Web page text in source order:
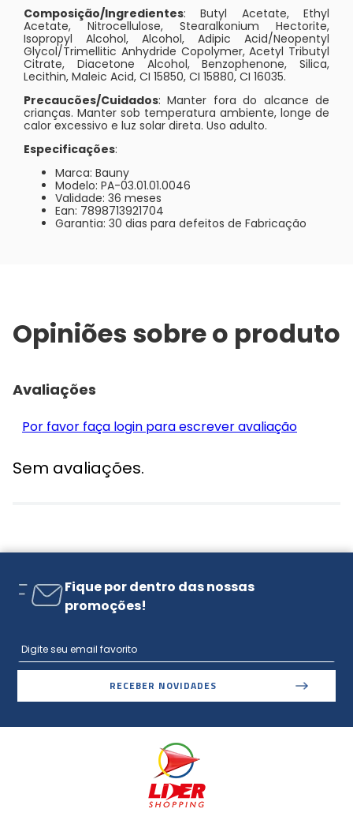
Composição/Ingredientes: Butyl Acetate, Ethyl
Acetate, Nitrocellulose, Stearalkonium Hectorite,
Isopropyl Alcohol, Alcohol, Adipic Acid/Neopentyl
Glycol/Trimellitic Anhydride Copolymer, Acetyl Tributyl
Citrate, Diacetone Alcohol, Benzophenone, Silica,
Lecithin, Maleic Acid, CI 15850, CI 15880, CI 16035.
Precaucões/Cuidados: Manter fora do alcance de
crianças. Manter sob temperatura ambiente, longe de
calor excessivo e luz solar direta. Uso adulto.
Especificações:
Marca: Bauny
Modelo: PA-03.01.01.0046
Validade: 36 meses
Ean: 7898713921704
Garantia: 30 dias para defeitos de Fabricação
Opiniões sobre o produto
Avaliações
Por favor faça login para escrever avaliação
Sem avaliações.
Fique por dentro das nossas
promoções!
RECEBER NOVIDADES